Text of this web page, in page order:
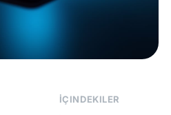
İÇINDEKILER